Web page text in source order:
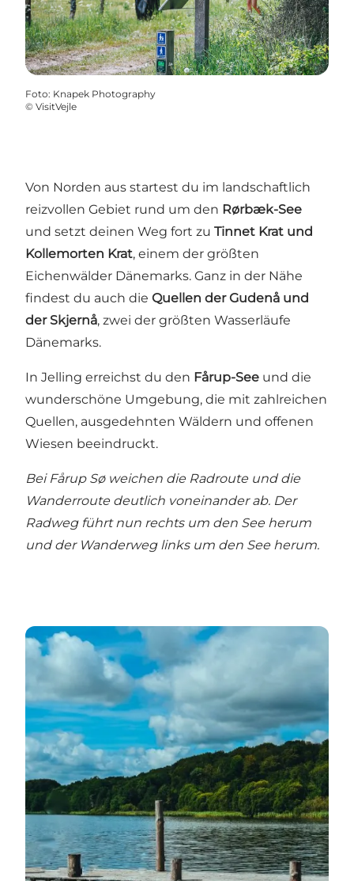
Foto: Knapek Photography
© VisitVejle
Von Norden aus startest du im landschaftlich
reizvollen Gebiet rund um den Rørbæk-See
und setzt deinen Weg fort zu Tinnet Krat und
Kollemorten Krat, einem der größten
Eichenwälder Dänemarks. Ganz in der Nähe
findest du auch die Quellen der Gudenå und
der Skjernå, zwei der größten Wasserläufe
Dänemarks.
In Jelling erreichst du den Fårup-See und die
wunderschöne Umgebung, die mit zahlreichen
Quellen, ausgedehnten Wäldern und offenen
Wiesen beeindruckt.
Bei Fårup Sø weichen die Radroute und die
Wanderroute deutlich voneinander ab. Der
Radweg führt nun rechts um den See herum
und der Wanderweg links um den See herum.